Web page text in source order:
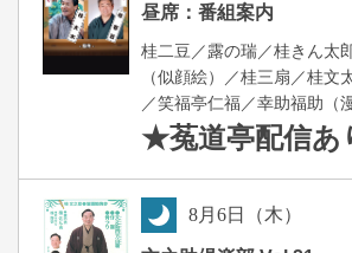
昼席：番組案内
桂二豆／露の瑞／桂きん太
（似顔絵）／桂三扇／桂文
／笑福亭仁福／幸助福助（
★菟道亭配信あ
8月6日（木）